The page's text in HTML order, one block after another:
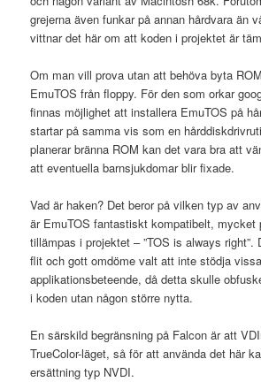
grejerna även funkar på annan hårdvara än
vittnar det här om att koden i projektet är
Om man vill prova utan att behöva byta
EmuTOS från floppy. För den som orkar
finnas möjlighet att installera EmuTOS på
startar på samma vis som en
planerar bränna ROM kan det vara bra att
att eventuella barnsjukdomar blir fixade.
Vad är haken? Det beror på vilken typ av
är EmuTOS fantastiskt kompatibelt, mycket
tillämpas i projektet – ”TOS is always right”.
flit och gott omdöme valt att inte stödja
applikationsbeteende, då detta skulle
i koden utan någon större nytta.
En särskild begränsning på Falcon är att
TrueColor-läget, så för att använda det här
ersättning typ NVDI.